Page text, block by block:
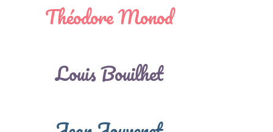
Théodore Monod
Louis Bouilhet